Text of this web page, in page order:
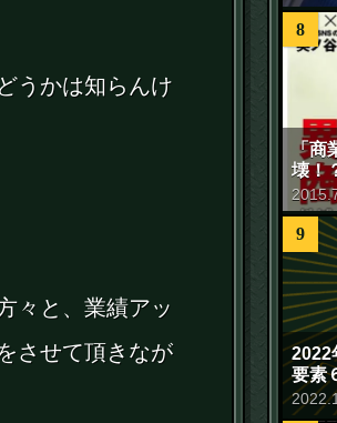
うかは知らんけ
々と、業績アッ
させて頂きなが
8
「
壊！
2015.
9
2022
要素
2022.1